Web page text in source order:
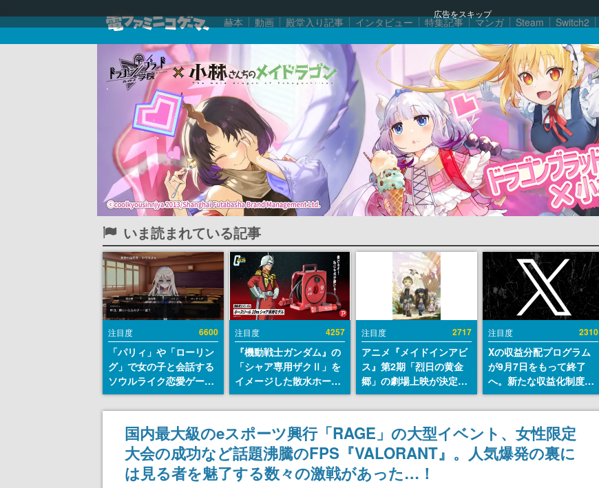
広告をスキップ
赫本 動画 殿堂入り記事 インタビュー 特集記事 マンガ Steam Switch2
いま読まれている記事
注目度 6600
「パリィ」や「ローリン
グ」で女の子と会話する
ソウルライク恋愛ゲーム
『小早川さんはソウルラ
イク』無料公開。返事に
失敗すると「YOU
DIED」
注目度 4257
『機動戦士ガンダム』の
「シャア専用ザクⅡ」を
イメージした散水ホース
リールが予約開始。本体
にはシャアのパーソナル
マークやジオン公国軍の
エンブレム、型式番号な
どを配置
注目度 2717
アニメ『メイドインアビ
ス』第2期「烈日の黄金
郷」の劇場上映が決定！
レグ役・伊瀬茉莉也さん
らが登壇する舞台挨拶も
実施
注目度 2310
Xの収益分配プログラム
が9月7日をもって終了
へ。新たな収益化制度
「Original Content
Rewards Program」を
発表
国内最大級のeスポーツ興行「RAGE」の大型イベント、女性限定
大会の成功など話題沸騰のFPS『VALORANT』。人気爆発の裏に
は見る者を魅了する数々の激戦があった…！